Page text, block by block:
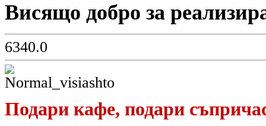
Висящо добро за
6340.0
Подари кафе, подари